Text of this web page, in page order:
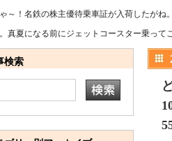
～！名鉄の株主優待乗車証が入荷したが
真夏になる前にジェットコースター乗って
検索